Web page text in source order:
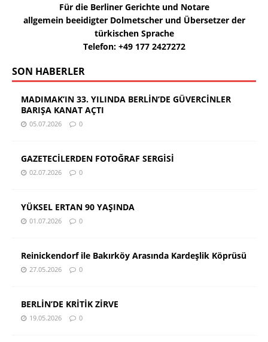
Für die Berliner Gerichte und Notare
allgemein beeidigter Dolmetscher und Übersetzer der
türkischen Sprache
Telefon: +49 177 2427272
SON HABERLER
MADIMAK’IN 33. YILINDA BERLİN’DE GÜVERCİNLER
BARIŞA KANAT AÇTI
05.07.2026 0
GAZETECİLERDEN FOTOĞRAF SERGİSİ
02.07.2026 0
YÜKSEL ERTAN 90 YAŞINDA
01.07.2026 0
Reinickendorf ile Bakırköy Arasında Kardeşlik Köprüsü
27.05.2026 0
BERLİN’DE KRİTİK ZİRVE
19.05.2026 0